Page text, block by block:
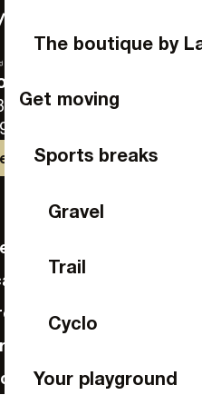
The boutique by
Get moving
Sports breaks
Gravel
Trail
Cyclo
Your playground
- 53000 Laval
46 46
nous
we?
info
in Laval